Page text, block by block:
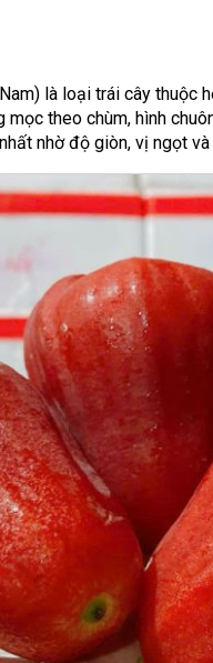
là loại trái cây thuộc
theo chùm, hình
nhờ độ giòn, vị ngọt